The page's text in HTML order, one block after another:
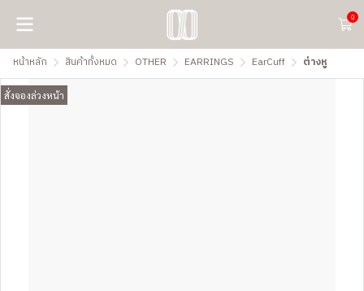
0
หน้าหลัก สินค้าทั้งหมด OTHER EARRINGS EarCuff ต่างหู
สั่งจองล่วงหน้า